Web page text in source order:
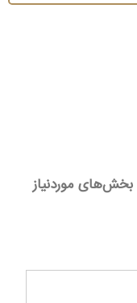
بخش‌های موردنیاز